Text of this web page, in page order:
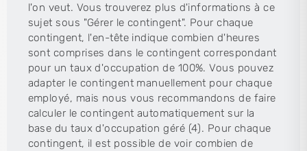
l'on veut. Vous trouverez plus d'informations à ce
sujet sous "Gérer le contingent". Pour chaque
contingent, l'en-tête indique combien d'heures
sont comprises dans le contingent correspondant
pour un taux d'occupation de 100%. Vous pouvez
adapter le contingent manuellement pour chaque
employé, mais nous vous recommandons de faire
calculer le contingent automatiquement sur la
base du taux d'occupation géré (4). Pour chaque
contingent, il est possible de voir combien de